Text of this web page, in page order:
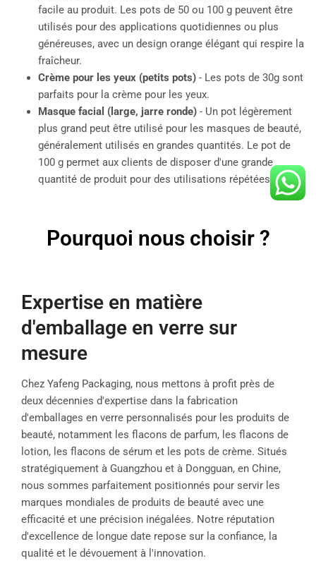
facile au produit. Les pots de 50 ou 100 g peuvent être
utilisés pour des applications quotidiennes ou plus
généreuses, avec un design orange élégant qui respire la
fraîcheur.
Crème pour les yeux (petits pots)- Les pots de 30g sont
parfaits pour la crème pour les yeux.
Masque facial (large, jarre ronde)- Un pot légèrement
plus grand peut être utilisé pour les masques de beauté,
généralement utilisés en grandes quantités. Le pot de
100 g permet aux clients de disposer d'une grande
quantité de produit pour des utilisations répétées.
Pourquoi nous choisir ?
Expertise en matière
d'emballage en verre sur
mesure
Chez Yafeng Packaging, nous mettons à profit près de
deux décennies d'expertise dans la fabrication
d'emballages en verre personnalisés pour les produits de
beauté, notamment les flacons de parfum, les flacons de
lotion, les flacons de sérum et les pots de crème. Situés
stratégiquement à Guangzhou et à Dongguan, en Chine,
nous sommes parfaitement positionnés pour servir les
marques mondiales de produits de beauté avec une
efficacité et une précision inégalées. Notre réputation
d'excellence de longue date repose sur la confiance, la
qualité et le dévouement à l'innovation.